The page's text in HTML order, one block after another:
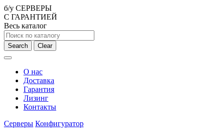
б/у СЕРВЕРЫ
С ГАРАНТИЕЙ
Весь каталог
Search Clear
О нас
Доставка
Гарантия
Лизинг
Контакты
Серверы Конфигуратор